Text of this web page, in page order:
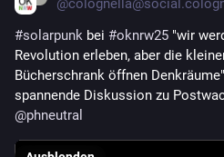
@
#solarpunk bei #oknrw25 "wir
Revolution erleben, aber die
Bücherschrank öffnen
@phneutral